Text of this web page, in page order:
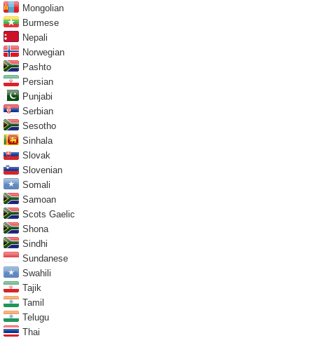
Mongolian
Burmese
Nepali
Norwegian
Pashto
Persian
Punjabi
Serbian
Sesotho
Sinhala
Slovak
Slovenian
Somali
Samoan
Scots Gaelic
Shona
Sindhi
Sundanese
Swahili
Tajik
Tamil
Telugu
Thai